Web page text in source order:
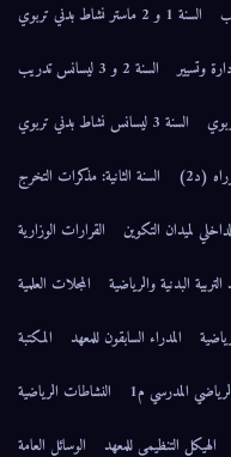
السنة 1 و 2 ماستر نشاط بدني تربوي
السنة 2 و 3 ليسانس تدريب
السنة 3 ليسانس نشاط بدني تربوي
(د2)
السنة الثانية: مذكرات التخرج
لميدان التكوين
القرارات الوزارية
البدنية والرياضية
المجلات العلمية
المدراء السابقون للمعهد
المكتبة
المدرسي م1
النشاطات الرياضية
الهيكل التنظيمي للمعهد
الوسائل العامة